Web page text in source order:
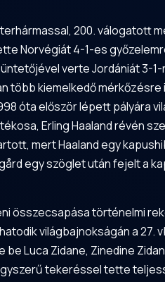
200. válogatott
Norvégiát 4-1-es
verte Jordániát 3-
több kiemelkedő
óta először lépett pályára
Erling Haaland révén
mert Haaland egy
egy szöglet után fejelt a
összecsapása történelmi
világbajnokságán a
Luca Zidane, Zinedine
tekeréssel tette